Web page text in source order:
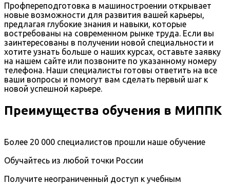
Профпереподготовка в машиностроении открывает
новые возможности для развития вашей карьеры,
предлагая глубокие знания и навыки, которые
востребованы на современном рынке труда. Если вы
заинтересованы в получении новой специальности и
хотите узнать больше о наших курсах, оставьте заявку
на нашем сайте или позвоните по указанному номеру
телефона. Наши специалисты готовы ответить на все
ваши вопросы и помогут вам сделать первый шаг к
новой успешной карьере.
Преимущества обучения в МИППК
Более 20 000 специалистов прошли наше обучение
Обучайтесь из любой точки России
Получите неограниченный доступ к учебным